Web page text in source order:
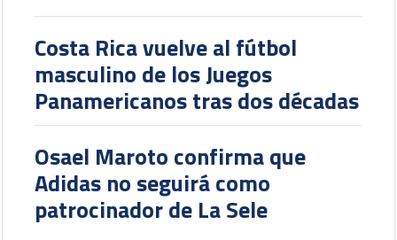
Costa Rica vuelve al fútbol
masculino de los Juegos
Panamericanos tras dos décadas
Osael Maroto confirma que
Adidas no seguirá como
patrocinador de La Sele